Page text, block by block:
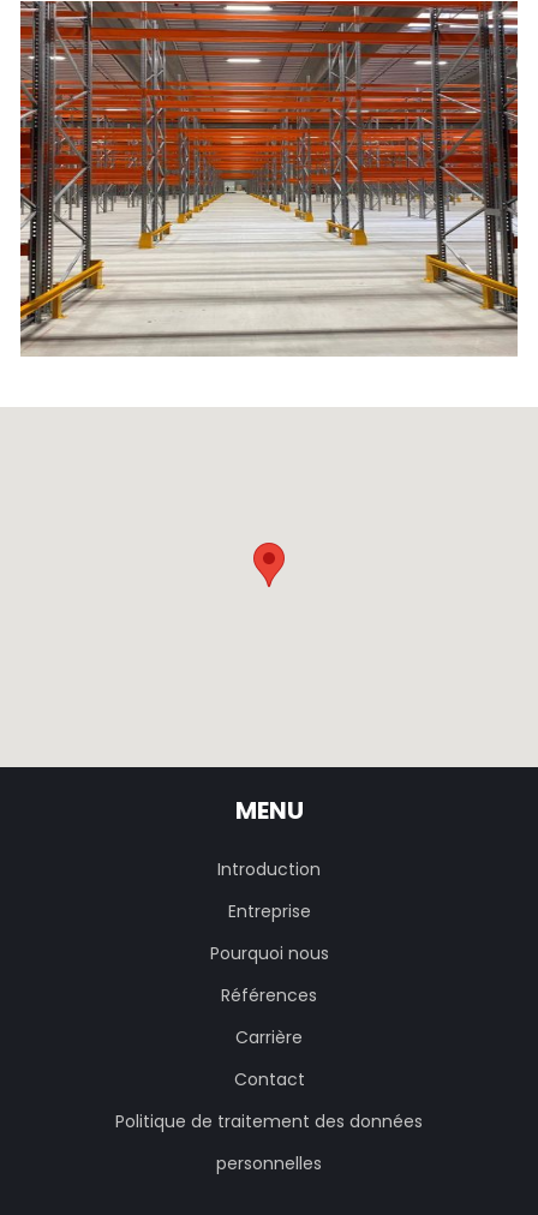
MENU
Introduction
Entreprise
Pourquoi nous
Références
Carrière
Contact
Politique de traitement des données
personnelles